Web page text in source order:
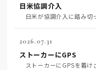
日米協調介入
2026.07.31
ストーカーにGPS